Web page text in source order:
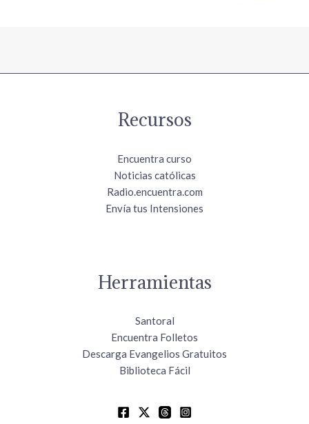
Recursos
Encuentra curso
Noticias católicas
Radio.encuentra.com
Envía tus Intensiones
Herramientas
Santoral
Encuentra Folletos
Descarga Evangelios Gratuitos
Biblioteca Fácil